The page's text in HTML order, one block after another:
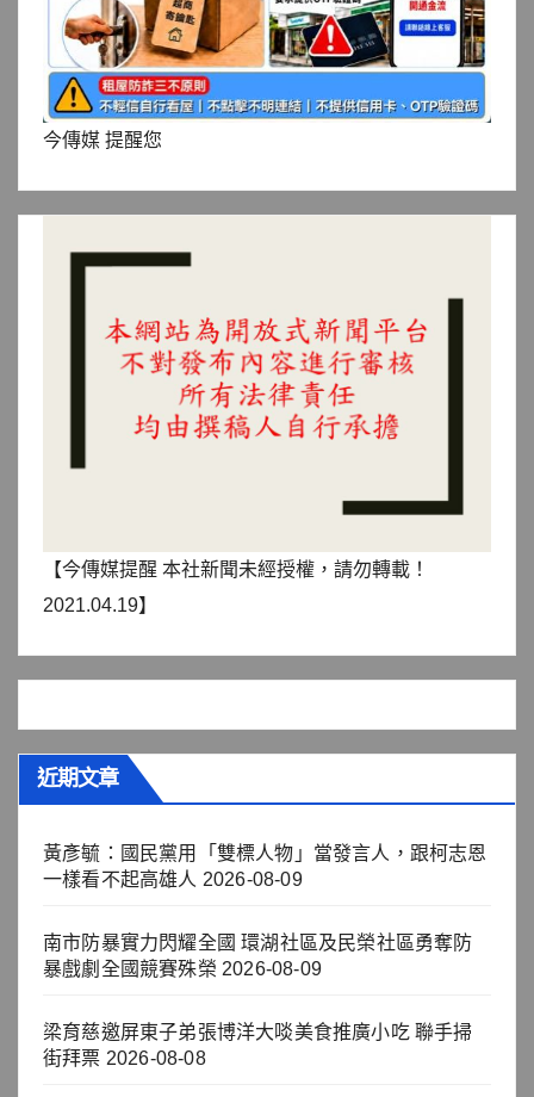
今傳媒 提醒您
【今傳媒提醒 本社新聞未經授權，請勿轉載！
2021.04.19】
近期文章
黃彥毓：國民黨用「雙標人物」當發言人，跟柯志恩
一樣看不起高雄人 2026-08-09
南市防暴實力閃耀全國 環湖社區及民榮社區勇奪防
暴戲劇全國競賽殊榮 2026-08-09
梁育慈邀屏東子弟張博洋大啖美食推廣小吃 聯手掃
街拜票 2026-08-08